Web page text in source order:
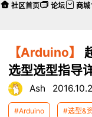
【Arduino】
选型选型指导
Ash
#Arduino #选型&
社区首页 论坛 商城